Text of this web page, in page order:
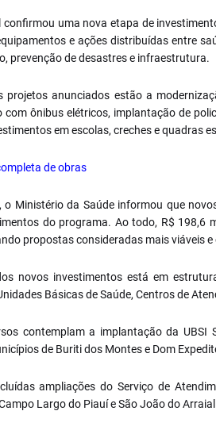
confirmou uma nova etapa de
e ações distribuídas entre
prevenção de desastres e infraestrutura.
projetos anunciados estão a
ônibus elétricos, implantação de
em escolas, creches e quadras
de obras
o Ministério da Saúde informou que
do programa. Ao todo, R$ 198,6
propostas consideradas mais viáveis
novos investimentos está em
Básicas de Saúde, Centros de
contemplam a implantação da UBSI
de Buriti dos Montes e Dom
ampliações do Serviço de
Largo do Piauí e São João do